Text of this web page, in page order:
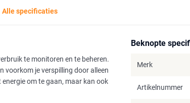
Alle specificaties
te monitoren en te beheren.
voorkom je verspilling door alleen
om te gaan, maar kan ook
Beknopte
Merk
Artikelnummer